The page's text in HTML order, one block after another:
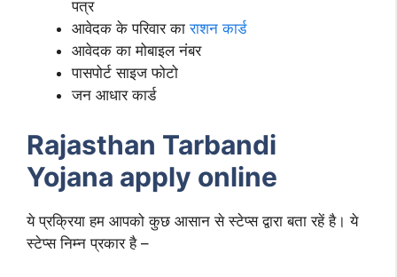
पत्र
आवेदक के परिवार काराशन कार्ड
आवेदक का मोबाइल नंबर
पासपोर्ट साइज फोटो
जन आधार कार्ड
Rajasthan Tarbandi
Yojana apply online
ये प्रक्रिया हम आपको कुछ आसान से स्टेप्स द्वारा बता रहें है। ये
स्टेप्स निम्न प्रकार है –